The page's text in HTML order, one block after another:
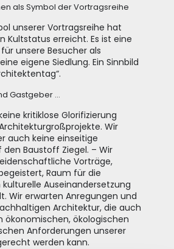
als Symbol der Vortragsreihe
unserer Vortragsreihe hat
Kultstatus erreicht. Es ist eine
unsere Besucher als
eigene Siedlung. Ein Sinnbild
Gastgeber ...
kritiklose Glorifizierung
Wir
auch keine einseitige
Baustoff Ziegel. – Wir
Vorträge,
Raum für die
Auseinandersetzung
Wir erwarten Anregungen und
Architektur, die auch
ökonomischen, ökologischen
Anforderungen unserer
werden kann.